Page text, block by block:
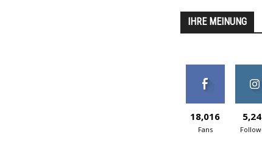
IHRE MEINUNG
18,016
Fans